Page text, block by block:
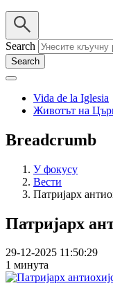
Search
Vida de la Iglesia
Животът на
Breadcrumb
У фокусу
Вести
Патријарх
Патријарх
29-12-2025 11:50:29
1 минута